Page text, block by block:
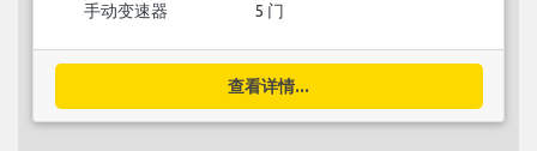
手动变速器 5 门
查看详情...